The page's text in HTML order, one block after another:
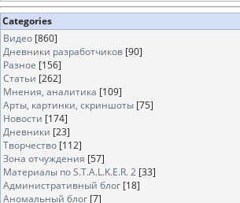
Categories
Видео [860]
Дневники разработчиков [90]
Разное [156]
Статьи [262]
Мнения, аналитика [109]
Арты, картинки, скриншоты [75]
Новости [174]
Дневники [23]
Творчество [112]
Зона отчуждения [57]
Материалы по S.T.A.L.K.E.R. 2 [33]
Административный блог [18]
Аномальный блог [7]